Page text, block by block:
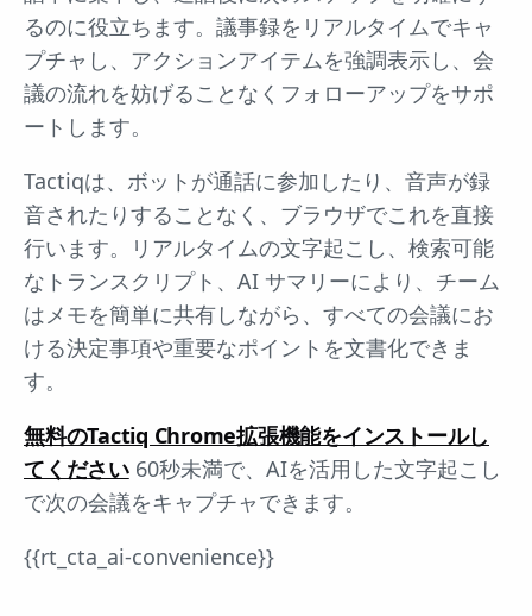
るのに役立ちます。議事録をリアルタイムでキャ
プチャし、アクションアイテムを強調表示し、会
議の流れを妨げることなくフォローアップをサポ
ートします。
Tactiqは、ボットが通話に参加したり、音声が録
音されたりすることなく、ブラウザでこれを直接
行います。リアルタイムの文字起こし、検索可能
なトランスクリプト、AI サマリーにより、チーム
はメモを簡単に共有しながら、すべての会議にお
ける決定事項や重要なポイントを文書化できま
す。
無料のTactiq Chrome拡張機能をインストールし
てください60秒未満で、AIを活用した文字起こし
で次の会議をキャプチャできます。
{{rt_cta_ai-convenience}}